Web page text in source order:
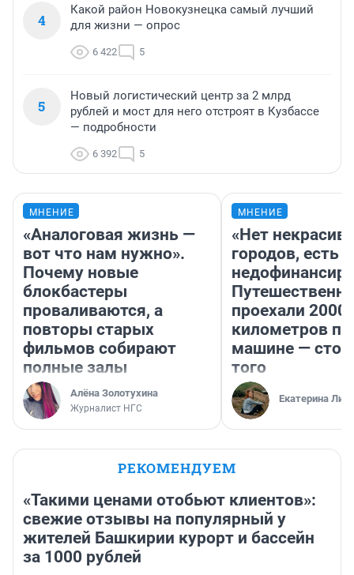
4
Какой район Новокузнецка самый лучший
для жизни — опрос
6 422 5
5
Новый логистический центр за 2 млрд
рублей и мост для него отстроят в Кузбассе
— подробности
6 392 5
МНЕНИЕ
«Аналоговая жизнь —
вот что нам нужно».
Почему новые
блокбастеры
проваливаются, а
повторы старых
фильмов собирают
полные залы
Алёна Золотухина
Журналист НГС
МНЕНИЕ
«Нет
городов, есть
проехали 2000
километров по
машине —
того
Екатерина
РЕКОМЕНДУЕМ
«Такими ценами отобьют клиентов»:
свежие отзывы на популярный у
жителей Башкирии курорт и бассейн
за 1000 рублей